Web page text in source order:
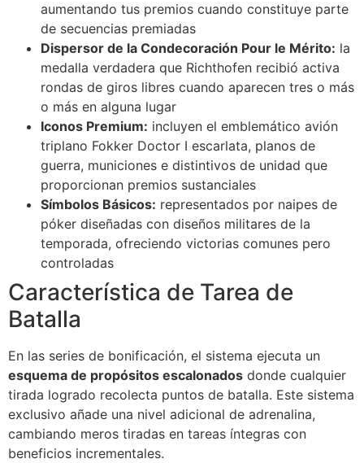
aumentando tus premios cuando constituye parte
de secuencias premiadas
Dispersor de la Condecoración Pour le Mérito: la
medalla verdadera que Richthofen recibió activa
rondas de giros libres cuando aparecen tres o más
o más en alguna lugar
Iconos Premium: incluyen el emblemático avión
triplano Fokker Doctor I escarlata, planos de
guerra, municiones e distintivos de unidad que
proporcionan premios sustanciales
Símbolos Básicos: representados por naipes de
póker diseñadas con diseños militares de la
temporada, ofreciendo victorias comunes pero
controladas
Característica de Tarea de
Batalla
En las series de bonificación, el sistema ejecuta un
esquema de propósitos escalonados donde cualquier
tirada logrado recolecta puntos de batalla. Este sistema
exclusivo añade una nivel adicional de adrenalina,
cambiando meros tiradas en tareas íntegras con
beneficios incrementales.